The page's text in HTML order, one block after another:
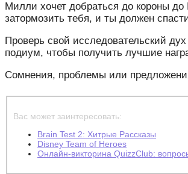
Милли хочет добраться до короны
затормозить тебя, и ты должен
Проверь свой исследовательский
подиум, чтобы получить лучшие
Сомнения, проблемы или
Вас может заинтересовать:
Brain Test 2: Хитрые Рассказы
Disney Team of Heroes
Онлайн-викторина QuizzClub: